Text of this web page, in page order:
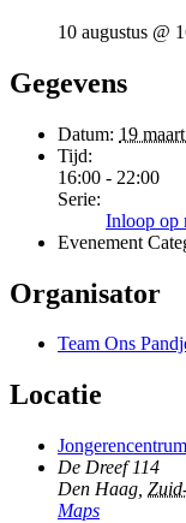
10 augustus @
Gegevens
Datum: 19
Tijd:
16:00 - 22:00
Serie:
Inloop op
Evenement
Organisator
Team Ons
Locatie
De Dreef 114
Den Haag
Maps